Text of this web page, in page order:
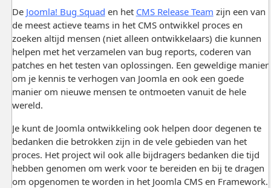
De Joomla! Bug Squad en het CMS Release Team zijn een van
de meest actieve teams in het CMS ontwikkel proces en
zoeken altijd mensen (niet alleen ontwikkelaars) die kunnen
helpen met het verzamelen van bug reports, coderen van
patches en het testen van oplossingen. Een geweldige manier
om je kennis te verhogen van Joomla en ook een goede
manier om nieuwe mensen te ontmoeten vanuit de hele
wereld.
Je kunt de Joomla ontwikkeling ook helpen door degenen te
bedanken die betrokken zijn in de vele gebieden van het
proces. Het project wil ook alle bijdragers bedanken die tijd
hebben genomen om werk voor te bereiden en bij te dragen
om opgenomen te worden in het Joomla CMS en Framework.